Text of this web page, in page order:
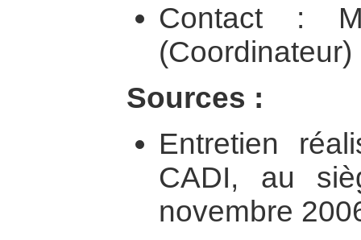
Contact :
(Coordinateur)
Sources :
Entretien
CADI, au
novembre